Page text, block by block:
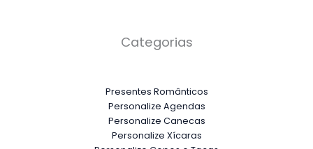
Categorias
Presentes Românticos
Personalize Agendas
Personalize Canecas
Personalize Xícaras